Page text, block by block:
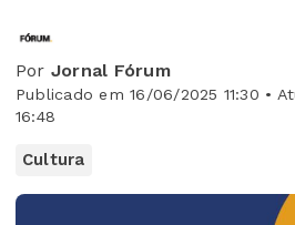
Por Jornal Fórum
Publicado em 16/06/2025 11:30 •
16:48
Cultura